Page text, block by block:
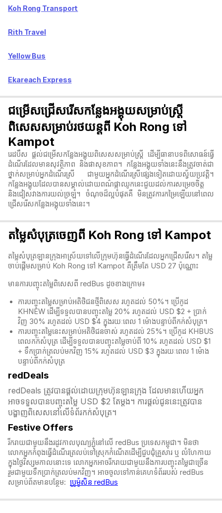
Koh Rong Transport
Rith Travel
Yellow Bus
Ekareach Express
ជម្រើសជ្រើសរើសកន្លែងអង្គុយសម្រាប់ស្ត្រី
ពិសេសសម្រាប់រថយន្តពី Koh Rong ទៅ
Kampot
រេដបឹស ផ្តល់ជម្រើសកន្លែងអង្គុយពិសេសសម្រាប់ស្ត្រី ដើម្បីធានាបទពិសោធន៍ធ្វើ
ដំណើរដែលមានសុវត្ថិភាព និងផាសុខភាព។ កន្លែងអង្គុយទាំងនេះនឹងត្រូវចាត់ជា
ថ្នាក់សម្រាប់អ្នកដំណើរស្រី ជាមួយអ្នកដំណើរស្រីផ្សេងទៀតដោយស្វ័យប្រវត្តិ។
កន្លែងអង្គុយដែលបានសម្គាល់ដោយពណ៌ផ្កាឈូកនេះជួយដល់ការសម្រេចចិត្ត
និងជៀសវាងការយល់ច្រឡំ។ ចំណុចដ៏ល្អបំផុតគឺ មិនត្រូវការកម្រៃឡើយនៅពេល
ជ្រើសរើសកន្លែងអង្គុយទាំងនេះ។
តម្លៃសំបុត្រចេញពី Koh Rong ទៅ Kampot
តម្លៃសំបុត្រឡានក្រុងអាស្រ័យទៅលើក្រុមហ៊ុនធ្វើដំណើរដែលអ្នកជ្រើសរើស។ តម្លៃ
ចាប់ផ្តើមសម្រាប់ Koh Rong ទៅ Kampot គឺត្រឹមតែ USD 27 ប៉ុណ្ណោះ
មានការបញ្ចុះតម្លៃពិសេសពី redBus ដូចខាងក្រោម៖
ការបញ្ចុះតម្លៃសម្រាប់អតិថិជនថ្មីពិសេស រហូតដល់ 50%។ ប្រើកូដ
KHNEW ដើម្បីទទួលបានបញ្ចុះតម្លៃ 20% រហូតដល់ USD $2 + ប្រាក់
វិញ 30% រហូតដល់ USD $4 ក្នុងរយៈពេល 1 ម៉ោងបន្ទាប់ពីកក់សំបុត្រ។
ការបញ្ចុះតម្លៃនេះសម្រាប់អតិថិជនចាស់ រហូតដល់ 25%។ ប្រើកូដ KHBUS
ពេលកក់សំបុត្ រ ដើម្បីទទួលបានបញ្ចុះតម្លៃចាប់ពី 10% រហូតដល់ USD $1
+ ទឹកប្រាក់ត្រលប់មកវិញ 15% រហូតដល់ USD $3 ក្នុងរយៈពេល 1 ម៉ោង
បន្ទាប់ពីកក់សំបុត្
redDeals
redDeals ត្រូវបានផ្តល់ដោយក្រុមហ៊ុនឡានក្រុង ដែលមានហើយអ្នក
អាចទទួលបានបញ្ចុះតម្លៃ USD $2 តែម្ដង។ ការផ្តល់ជូននេះត្រូវបាន
បង្ហាញពិសេសនៅលើទំព័រកក់សំបុត្រ។​​
Festive Offers
រីករាយជាមួយនឹងរដូវកាលបុណ្យភ្ជុំ​នៅលើ redBus ប្រទេសកម្ពុជា។ មិនថា
លោកអ្នកកំពុងធ្វើដំណើរត្រលប់ទៅស្រុកកំណើតដើម្បីជួបជុំគ្រួសារ ឬ លំហែកាយ
ក្នុងថ្ងៃវិស្សមកាលនោះទេ លោកអ្នកអាចរីករាយជាមួយនឹងការបញ្ចុះតម្លៃជាច្រើន
រួមជាមួយទឹកប្រាក់ត្រលប់មកវិញ។ អាចចូលទៅកាន់គេហទំព័ររបស់ redBus
សម្រាប់ព័តមានបន្ថែម: ប្រូម៉ូសិន redBus